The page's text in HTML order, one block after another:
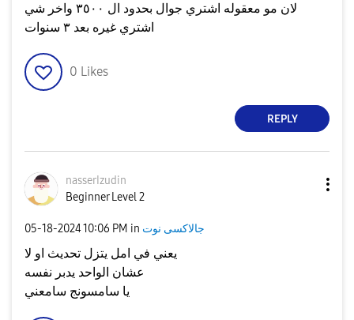
لان مو معقوله اشتري جوال بحدود ال ٣٥٠٠ واخر شي
اشتري غيره بعد ٣ سنوات
0 Likes
REPLY
nasserIzudin
Beginner Level 2
‎05-18-202410:06 PM in جالاكسى نوت
يعني في امل يتزل تحديث او لا
عشان الواحد يدبر نفسه
يا سامسونج سامعني